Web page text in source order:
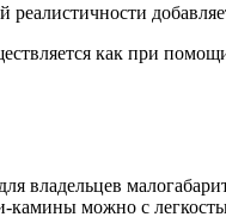
как при
можно с